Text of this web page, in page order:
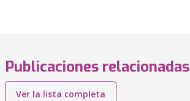
Publicaciones relacionadas
Ver la lista completa